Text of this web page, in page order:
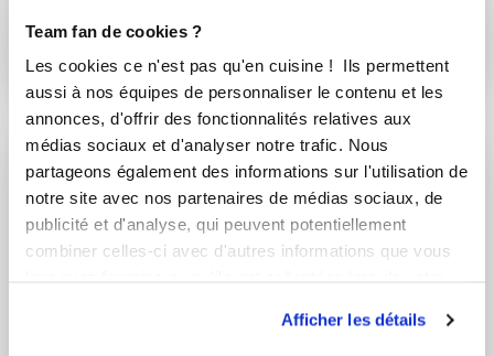
Team fan de cookies ?
Les cookies ce n'est pas qu'en cuisine ! Ils permettent
aussi à nos équipes de personnaliser le contenu et les
annonces, d'offrir des fonctionnalités relatives aux
médias sociaux et d'analyser notre trafic. Nous
partageons également des informations sur l'utilisation de
notre site avec nos partenaires de médias sociaux, de
publicité et d'analyse, qui peuvent potentiellement
combiner celles-ci avec d'autres informations que vous
Afficher les détails
LA GOUGÈRE
BOURGUIGNONNE
bourguignonne